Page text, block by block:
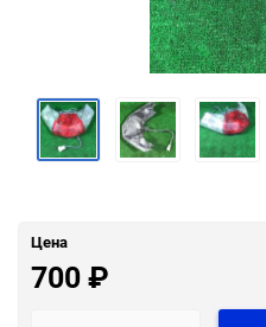
Цена
700₽